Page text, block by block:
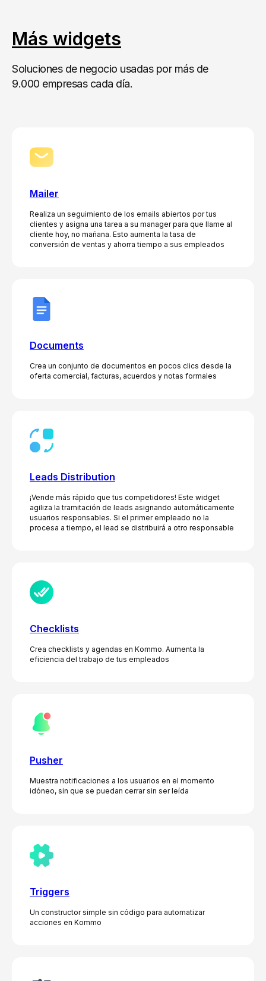
Más widgets
Soluciones de negocio usadas por más de
9.000 empresas cada día.
Mailer
Realiza un seguimiento de los emails abiertos por tus
clientes y asigna una tarea a su manager para que llame al
cliente hoy, no mañana. Esto aumenta la tasa de
conversión de ventas y ahorra tiempo a sus empleados
Documents
Crea un conjunto de documentos en pocos clics desde la
oferta comercial, facturas, acuerdos y notas formales
Leads Distribution
¡Vende más rápido que tus competidores! Este widget
agiliza la tramitación de leads asignando automáticamente
usuarios responsables. Si el primer empleado no la
procesa a tiempo, el lead se distribuirá a otro responsable
Checklists
Crea checklists y agendas en Kommo. Aumenta la
eficiencia del trabajo de tus empleados
Pusher
Muestra notificaciones a los usuarios en el momento
idóneo, sin que se puedan cerrar sin ser leída
Triggers
Un constructor simple sin código para automatizar
acciones en Kommo